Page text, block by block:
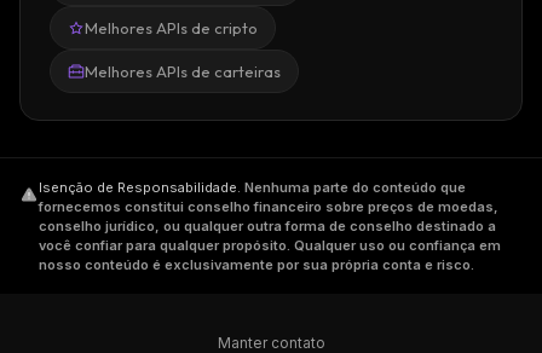
Melhores APIs de cripto
Melhores APIs de carteiras
Isenção de Responsabilidade. Nenhuma parte do conteúdo que
fornecemos constitui conselho financeiro sobre preços de moedas,
conselho jurídico, ou qualquer outra forma de conselho destinado a
você confiar para qualquer propósito. Qualquer uso ou confiança em
nosso conteúdo é exclusivamente por sua própria conta e risco.
Manter contato